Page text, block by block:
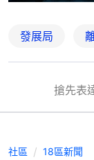
發展局
搶先表
社區 18區新聞